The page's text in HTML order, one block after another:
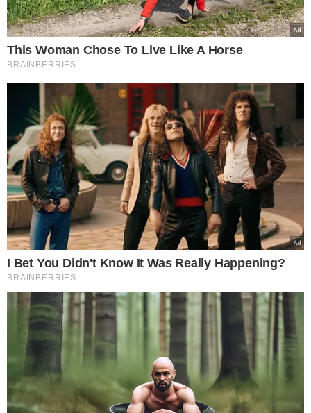
VEJA TAMBÉM
LITERATURA E HISTÓRIA
Alepi realiza sessão de
lançamento de livro do
ex-governador Hugo
Napoleão
VEJA MAIS NOTÍCIAS